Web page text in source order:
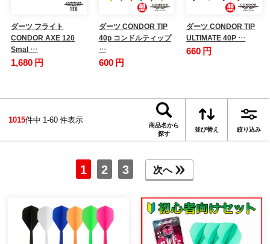
ダーツ フライト
CONDOR AXE 120
Smal …
1,680 円
ダーツ CONDOR TIP
40p コンドルティップ
…
600 円
ダーツ CONDOR TIP
ULTIMATE 40P …
660 円
1015件中 1-60 件表示
商品名から
探す
並び替え 絞り込み
1 2 3 次へ